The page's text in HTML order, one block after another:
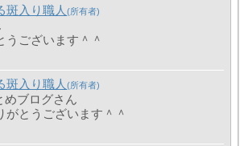
斑入り職人
うございます＾＾
斑入り職人
めブログさん
がとうございます＾＾